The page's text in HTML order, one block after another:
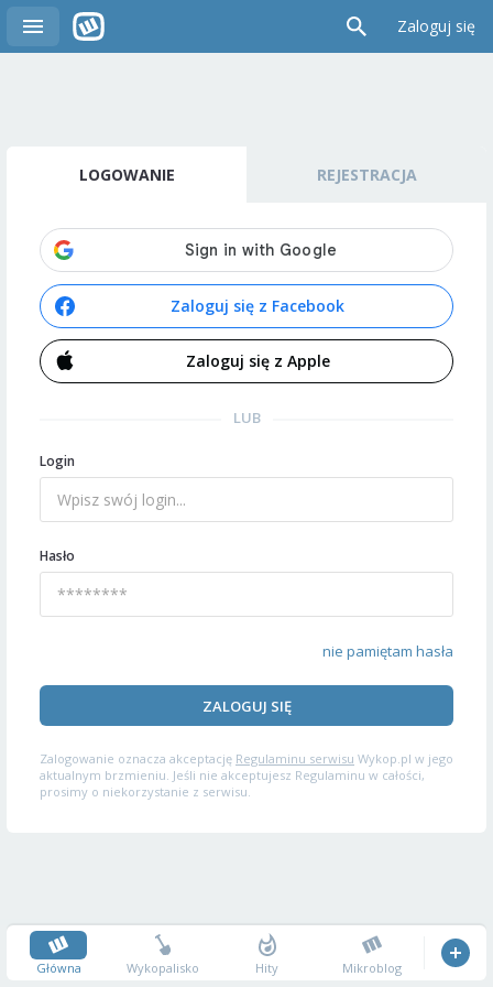
Zaloguj się
LOGOWANIE REJESTRACJA
Zaloguj się z Facebook
Zaloguj się z Apple
LUB
Login
Hasło
nie pamiętam hasła
ZALOGUJ SIĘ
Zalogowanie oznacza akceptację Regulaminu serwisu Wykop.pl w jego
aktualnym brzmieniu. Jeśli nie akceptujesz Regulaminu w całości,
prosimy o niekorzystanie z serwisu.
Główna Wykopalisko Hity Mikroblog